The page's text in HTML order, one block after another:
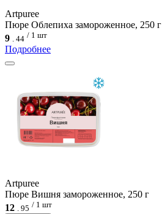
Artpuree
Пюре Облепиха замороженное, 250 г
9 . 44 / 1 шт
Подробнее
Artpuree
Пюре Вишня замороженное, 250 г
12 . 95 / 1 шт